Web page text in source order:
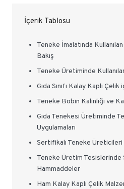
İçerik Tablosu
Teneke İmalatında
Bakış
Teneke Üretiminde
Gıda Sınıfı Kalay Kaplı
Teneke Bobin Kalınlığı ve
Gıda Tenekesi Üretiminde
Uygulamaları
Sertifikalı Teneke
Teneke Üretim Tesislerinde
Hammaddeler
Ham Kalay Kaplı Çelik